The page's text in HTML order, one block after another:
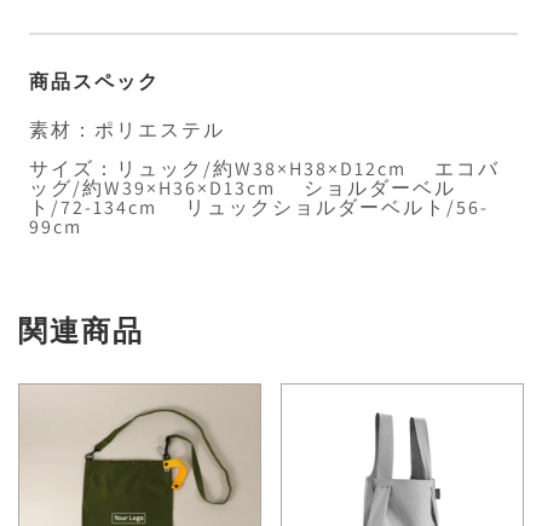
商品スペック
素材：ポリエステル
サイズ：リュック/約W38×H38×D12cm エコバ
ッグ/約W39×H36×D13cm ショルダーベル
ト/72-134cm リュックショルダーベルト/56-
99cm
関連商品